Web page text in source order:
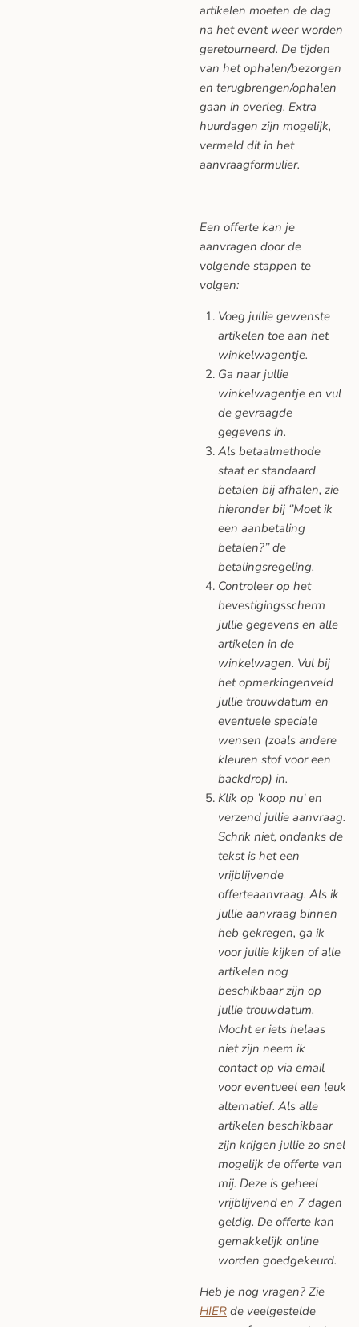
artikelen moeten de dag
na het event weer worden
geretourneerd. De tijden
van het ophalen/bezorgen
en terugbrengen/ophalen
gaan in overleg. Extra
huurdagen zijn mogelijk,
vermeld dit in het
aanvraagformulier.
Een offerte kan je
aanvragen door de
volgende stappen te
volgen:
Voeg jullie gewenste
artikelen toe aan het
winkelwagentje.
Ga naar jullie
winkelwagentje en vul
de gevraagde
gegevens in.
Als betaalmethode
staat er standaard
betalen bij afhalen, zie
hieronder bij ‘’Moet ik
een aanbetaling
betalen?’’ de
betalingsregeling.
Controleer op het
bevestigingsscherm
jullie gegevens en alle
artikelen in de
winkelwagen. Vul bij
het opmerkingenveld
jullie trouwdatum en
eventuele speciale
wensen (zoals andere
kleuren stof voor een
backdrop) in.
Klik op ’koop nu’ en
verzend jullie aanvraag.
Schrik niet, ondanks de
tekst is het een
vrijblijvende
offerteaanvraag. Als ik
jullie aanvraag binnen
heb gekregen, ga ik
voor jullie kijken of alle
artikelen nog
beschikbaar zijn op
jullie trouwdatum.
Mocht er iets helaas
niet zijn neem ik
contact op via email
voor eventueel een leuk
alternatief. Als alle
artikelen beschikbaar
zijn krijgen jullie zo snel
mogelijk de offerte van
mij. Deze is geheel
vrijblijvend en 7 dagen
geldig. De offerte kan
gemakkelijk online
worden goedgekeurd.
Heb je nog vragen? Zie
HIER de veelgestelde